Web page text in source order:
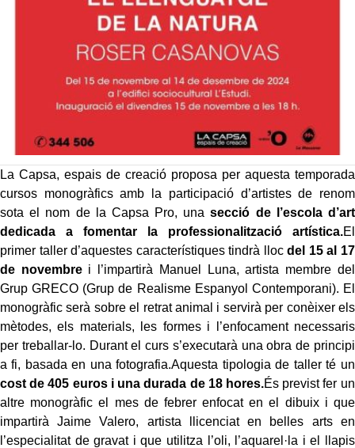
La Capsa, espais de creació proposa per aquesta temporada
cursos monogràfics amb la participació d’artistes de renom
sota el nom de la Capsa Pro, unasecció de l’escola d’art
dedicada a fomentar la professionalització artística.El
primer taller d’aquestes característiques tindrà llocdel 15 al 17
de novembrei l’impartirà Manuel Luna, artista membre del
Grup GRECO (Grup de Realisme Espanyol Contemporani). El
monogràfic serà sobre el retrat animal i servirà per conèixer els
mètodes, els materials, les formes i l’enfocament necessaris
per treballar-lo. Durant el curs s’executarà una obra de principi
a fi, basada en una fotografia.Aquesta tipologia de taller té un
cost de 405 euros i una durada de 18 hores.És previst fer un
altre monogràfic el mes de febrer enfocat en el dibuix i que
impartirà Jaime Valero, artista llicenciat en belles arts en
l’especialitat de gravat i que utilitza l’oli, l’aquarel·la i el llapis